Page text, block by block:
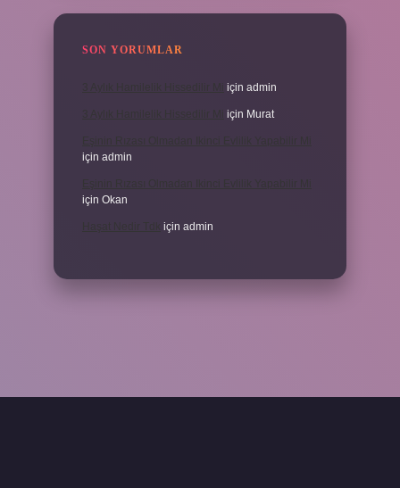
SON YORUMLAR
için admin
için Murat
için admin
için Okan
için admin